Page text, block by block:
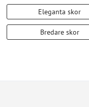
Eleganta skor
Bredare skor